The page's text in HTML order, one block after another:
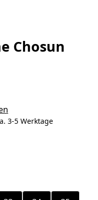
Chosun
3-5 Werktage